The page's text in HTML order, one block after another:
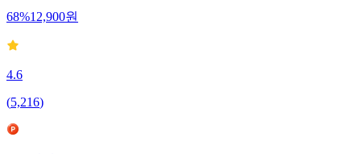
68%12,900원
4.6
(5,216)